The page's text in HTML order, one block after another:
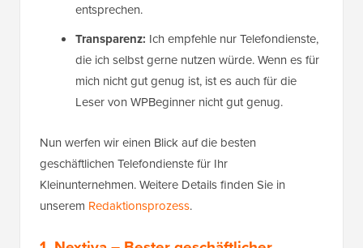
entsprechen.
Transparenz: Ich empfehle nur Telefondienste,
die ich selbst gerne nutzen würde. Wenn es für
mich nicht gut genug ist, ist es auch für die
Leser von WPBeginner nicht gut genug.
Nun werfen wir einen Blick auf die besten
geschäftlichen Telefondienste für Ihr
Kleinunternehmen. Weitere Details finden Sie in
unserem Redaktionsprozess.